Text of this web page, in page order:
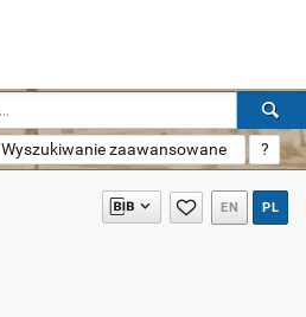
Wyszukiwanie zaawansowane ?
EN PL